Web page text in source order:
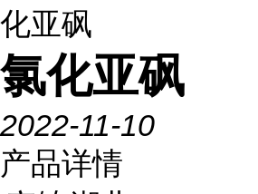
化亚砜
氯化亚砜
2022-11-10
产品详情